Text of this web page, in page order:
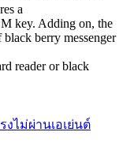
a
key. Adding on, the
berry messenger
reader or black
งไม่ผ่านเอเย่นต์